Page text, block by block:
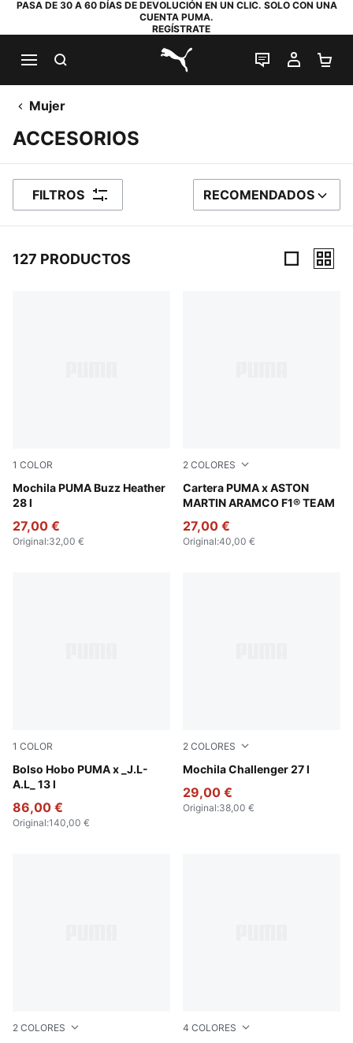
PASA DE 30 A 60 DÍAS DE DEVOLUCIÓN EN UN CLIC. SOLO CON UNA
CUENTA PUMA.
REGÍSTRATE
PUMA.com
CHAT EN
MI
Mujer
ACCESORIOS
FILTROS ORDENAR POR
RECOMENDADOS
127 PRODUCTOS
1 COLOR
Mochila PUMA Buzz Heather
28 l
Medium Gray Heather
27,00 €
Original:32,00 €
2 COLORES
Cartera PUMA x ASTON
MARTIN ARAMCO F1® TEAM
Pebble Gray
27,00 €
Original:40,00 €
1 COLOR
Bolso Hobo PUMA x _J.L-
A.L_ 13 l
Dark Umber
86,00 €
Original:140,00 €
2 COLORES
Mochila Challenger 27 l
Puma Black
29,00 €
Original:38,00 €
2 COLORES 4 COLORES